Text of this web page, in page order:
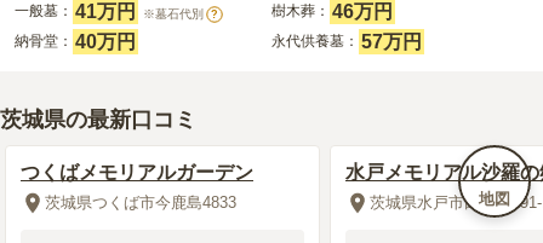
地図
一般墓： 41万円 ※墓石代別 ? 樹木葬： 46万円
納骨堂： 40万円 永代供養墓： 57万円
茨城県の最新口コミ
つくばメモリアルガーデン
茨城県つくば市今鹿島4833
水戸メモリアル沙羅の
茨城県水戸市田野町